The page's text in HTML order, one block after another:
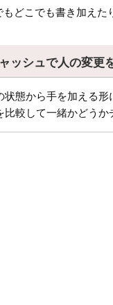
どこでも書き加えた
ッシュで人の変
態から手を加える
較して一緒かどう